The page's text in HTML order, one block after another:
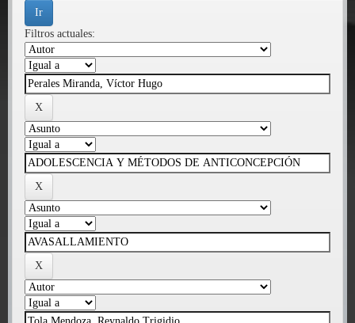
Filtros actuales: